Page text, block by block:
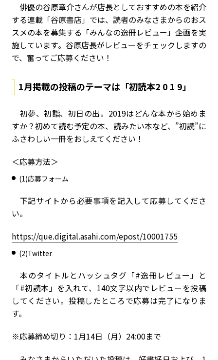
俳優の谷原章介さんが店長としておすすめの本を紹介
する連載「谷原書店」では、読者のみなさまからのおス
スメの本を募集する「みんなの逸冊レビュー」企画を実
施しています。谷原店長がレビューをチェックしますの
で、奮ってご応募ください！
1月掲載の投稿のテーマは「初読本2 0 1 9」
初夢、初詣、初日の出。2019はどんな本から始めま
すか？初めて読む予定の本、読みたい本など、”初読”に
ふさわしい一冊をおしえてください！
＜応募方法＞
(1)応募フォーム
下記サイトから必要事項を記入して応募してくださ
い。
https://que.digital.asahi.com/epost/10001755
(2)Twitter
本のタイトルとハッシュタグ「#逸冊レビュー」と
「#初読本 」を入れて、140文字以内でレビューを投稿
してください。投稿したところで応募は完了になりま
す。
※応募締め切り：1月14日（月）24:00まで